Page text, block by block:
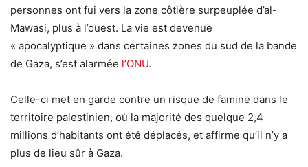
personnes ont fui vers la zone côtière surpeuplée d’al-
Mawasi, plus à l’ouest. La vie est devenue
« apocalyptique » dans certaines zones du sud de la bande
de Gaza, s’est alarmée l’ONU.
Celle-ci met en garde contre un risque de famine dans le
territoire palestinien, où la majorité des quelque 2,4
millions d’habitants ont été déplacés, et affirme qu’il n’y a
plus de lieu sûr à Gaza.